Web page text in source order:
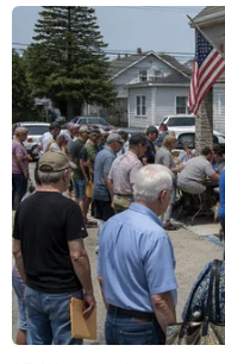
mô tả về vẻ đẹp
thường nhật của
Thiên xưa và nay.
Ông Trần Văn Ý,
hay bao đời nay,
lìm với những ngôi
tường, mái ngói
bỗng trở nên sinh
tưởng và đôi bàn
“khoác tấm áo